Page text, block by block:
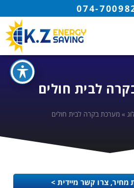
074-
לבית חולים
»מערכת בקרה לבית חולים
צרו קשר מיידית >